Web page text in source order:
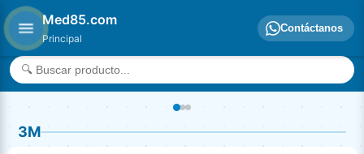
Med85.com
Principal
Contáctanos
3M